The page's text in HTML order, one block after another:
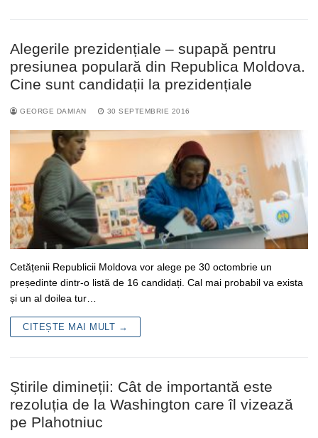
Alegerile prezidențiale – supapă pentru
presiunea populară din Republica Moldova.
Cine sunt candidații la prezidențiale
GEORGE DAMIAN 30 SEPTEMBRIE 2016
Cetățenii Republicii Moldova vor alege pe 30 octombrie un
președinte dintr-o listă de 16 candidați. Cal mai probabil va exista
și un al doilea tur…
CITEȘTE MAI MULT →
Știrile dimineții: Cât de importantă este
rezoluția de la Washington care îl vizează
pe Plahotniuc